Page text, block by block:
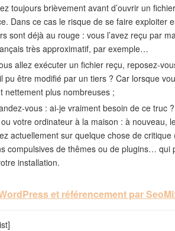
toujours brièvement avant d’ouvrir un
Dans ce cas le risque de se faire exploiter
sont déjà au rouge : vous l’avez reçu par
très approximatif, par exemple…
allez exécuter un fichier reçu, reposez-
pu être modifié par un tiers ? Car lorsque
nettement plus nombreuses ;
vous : ai-je vraiment besoin de ce truc
votre ordinateur à la maison : à nouveau,
actuellement sur quelque chose de
compulsives de thêmes ou de plugins… qui
installation.
et référencement par